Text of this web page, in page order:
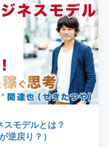
スモデルとは？
逆戻り？）